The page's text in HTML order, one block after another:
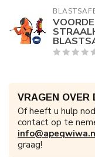
VRAGEN OVER
Of heeft u hulp
contact op te
graag!